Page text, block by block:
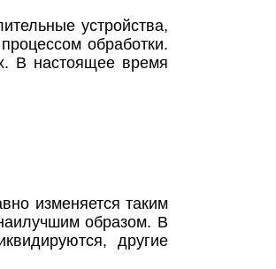
устройства,
обработки.
В настоящее время
изменяется таким
образом. В
другие